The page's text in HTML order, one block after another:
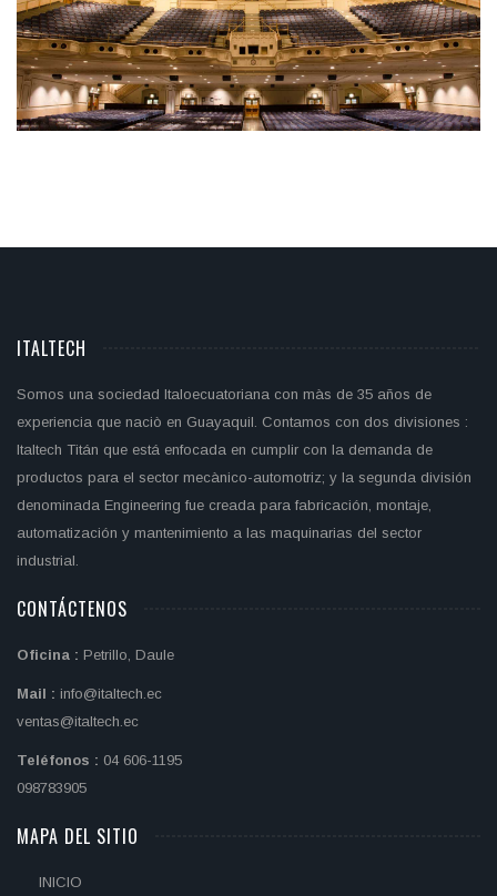
Integer tincidunt. Cras dapibus. eleifend ac, enim.
Aliquam...
ITALTECH
Somos una sociedad Italoecuatoriana con màs de 35 años de
experiencia que naciò en Guayaquil. Contamos con dos divisiones :
Italtech Titán que está enfocada en cumplir con la demanda de
productos para el sector mecànico-automotriz; y la segunda división
denominada Engineering fue creada para fabricación, montaje,
automatización y mantenimiento a las maquinarias del sector
industrial.
CONTÁCTENOS
Oficina : Petrillo, Daule
Mail : info@italtech.ec
ventas@italtech.ec
Teléfonos : 04 606-1195
098783905
MAPA DEL SITIO
INICIO